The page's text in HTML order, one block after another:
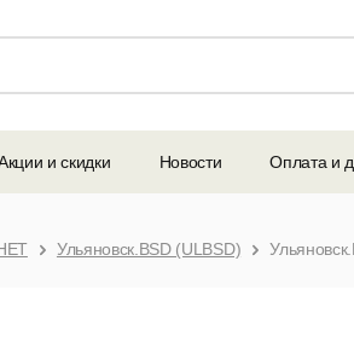
и скидки Новости Оплата и
Ульяновск.BSD (ULBSD)